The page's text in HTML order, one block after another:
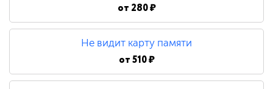
от 280 ₽
Не видит карту памяти
от510 ₽